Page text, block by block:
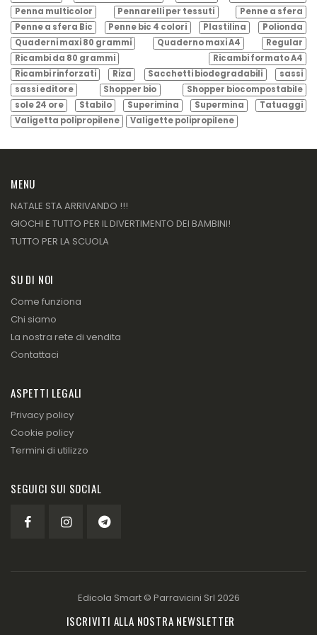
Penna multicolor
Pennarelli per tessuti
Penne a sfera
Penne a sfera Bic
Penne bic 4 colori Plastilina
Polionda
Quaderni maxi 80 grammi
Quaderno maxi A4
Regular
Ricambi da 80 grammi
Ricambi formato A4
Ricambi rinforzati
Riza Sacchetti biodegradabili
sassi
sassi editore
Shopper bio
Shopper biocompostabile
sole 24 ore
Stabilo Superimina Supermina
Tatuaggi
Valigetta polipropilene
Valigette polipropilene
MENU
NATALE STA ARRIVANDO !!!
GIOCHI E TUTTO PER IL DIVERTIMENTO DEI BAMBINI!
TUTTO PER LA SCUOLA
SU DI NOI
Come funziona
Chi siamo
La nostra rete di vendita
Contattaci
ASPETTI LEGALI
Privacy policy
Cookie policy
Termini di utilizzo
SEGUICI SUI SOCIAL
Edicola Smart © Parravicini Srl 2026
ISCRIVITI ALLA NOSTRA NEWSLETTER